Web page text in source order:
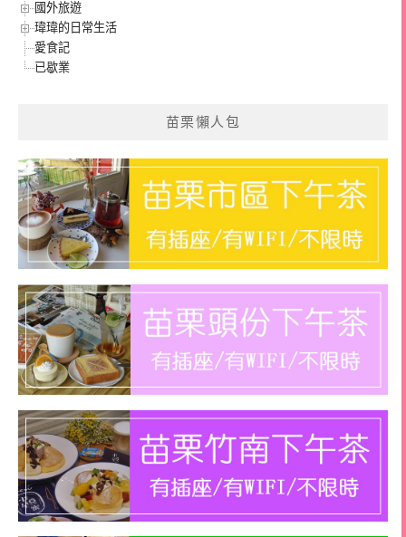
國外旅遊
瑋瑋的日常生活
愛食記
已歇業
苗栗懶人包